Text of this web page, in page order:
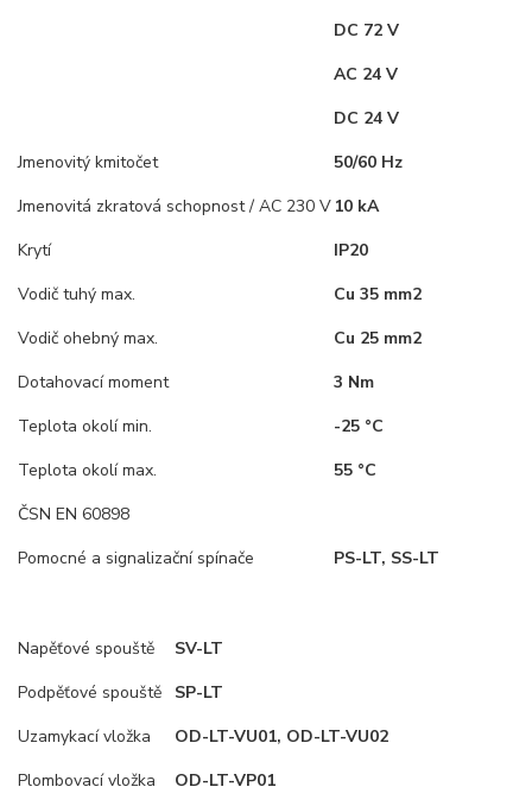
DC 72 V
AC 24 V
DC 24 V
Jmenovitý kmitočet
50/60 Hz
Jmenovitá zkratová schopnost / AC 230 V 10 kA
Krytí
IP20
Vodič tuhý max.
Cu 35 mm2
Vodič ohebný max.
Cu 25 mm2
Dotahovací moment
3 Nm
Teplota okolí min.
-25 °C
Teplota okolí max.
55 °C
ČSN EN 60898
Pomocné a signalizační spínače
PS-LT, SS-LT
Napěťové spouště
SV-LT
Podpěťové spouště
SP-LT
Uzamykací vložka
OD-LT-VU01, OD-LT-VU02
Plombovací vložka
OD-LT-VP01